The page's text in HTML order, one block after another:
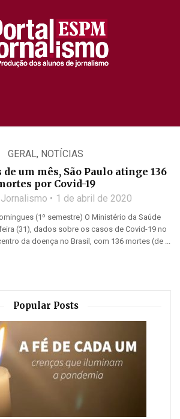
GERAL, NOTÍCIAS
um mês, São Paulo atinge 136
por Covid-19
1 de abril de 2020
(1º semestre) O Ministério da Saúde
(31), dados sobre os casos de Covid-19 no
da doença no Brasil, com 136 mortes (de ...
Popular Posts